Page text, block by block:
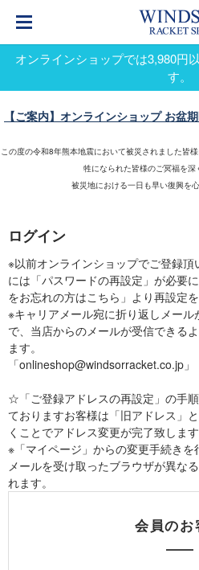
オンラインショップでは3,980円
す。
【ご案内】オンラインショップ お盆
この度の令和8年熊本地震において被災されました皆
牲になられた皆様のご冥福を深
被災地における一日も早い復興を
ログイン
※以前オンラインショップでご登録頂
には「パスワードの再設定」が必要
をお忘れの方はこちら」より再設定を
※キャリアメール宛に折り返しメー
で、当店からのメールが受信できる
ます。
「onlineshop@windsorracket.co.jp」
☆「ご登録アドレスの再設定」の手
ておりますお客様は「旧アドレス」
くことでアドレス変更が完了致します
※「マイページ」からの変更手続き
メールを受け取ったブラウザが異な
れます。
会員のお